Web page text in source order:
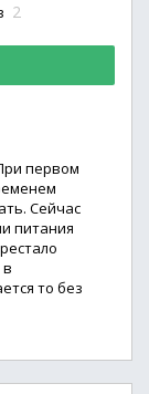
2
первом
Сейчас
питания
то без